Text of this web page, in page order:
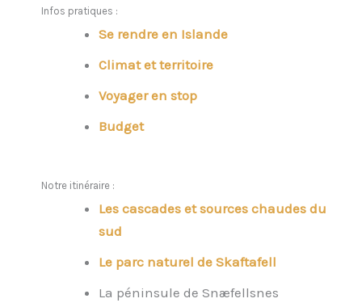
Infos pratiques :
Se rendre en Islande
Climat et territoire
Voyager en stop
Budget
Notre itinéraire :
Les cascades et sources chaudes du
sud
Le parc naturel de Skaftafell
La péninsule de Snæfellsnes